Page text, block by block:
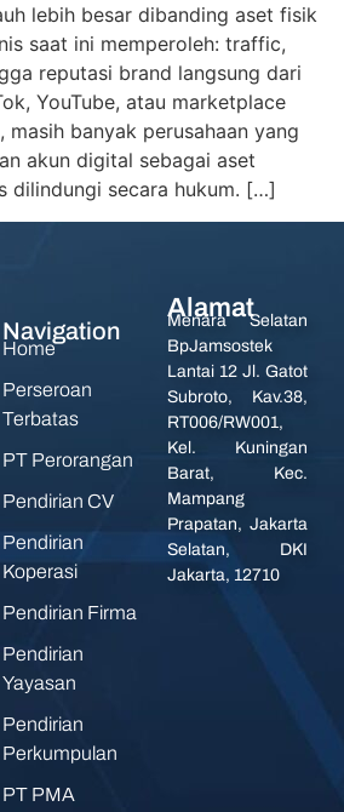
lebih besar dibanding aset fisik
saat ini memperoleh: traffic,
reputasi brand langsung dari
YouTube, atau marketplace
masih banyak perusahaan yang
akun digital sebagai aset
dilindungi secara hukum. […]
Navigation
Home
Perseroan
Terbatas
PT Perorangan
Pendirian CV
Pendirian
Koperasi
Pendirian Firma
Pendirian
Yayasan
Pendirian
Perkumpulan
PT PMA
Alamat
Menara Selatan
BpJamsostek
Lantai 12 Jl. Gatot
Subroto, Kav.38,
RT006/RW001,
Kel. Kuningan
Barat, Kec.
Mampang
Prapatan, Jakarta
Selatan, DKI
Jakarta, 12710